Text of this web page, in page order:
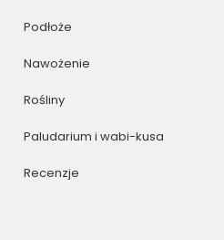
Podłoże
Nawożenie
Rośliny
Paludarium i wabi-kusa
Recenzje